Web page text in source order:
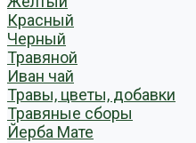
Красный
Черный
Травяной
Иван чай
Травы, цветы, добавки
Травяные сборы
Йерба Мате